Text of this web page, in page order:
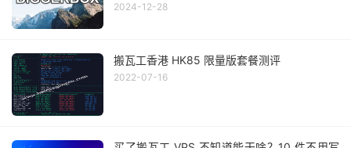
2024-12-28
搬瓦工香港 HK85 限量版套餐测评
2022-07-16